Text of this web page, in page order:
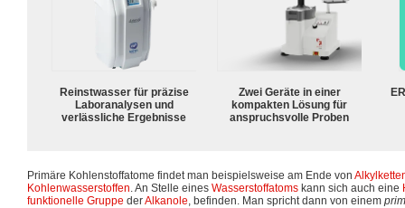
Reinstwasser für präzise
Laboranalysen und
verlässliche Ergebnisse
Zwei Geräte in einer
kompakten Lösung für
anspruchsvolle Proben
Primäre Kohlenstoffatome findet man beispielsweise am Ende von
Kohlenwasserstoffen. An Stelle eines Wasserstoffatoms kann sich auch eine
funktionelle Gruppe derAlkanole, befinden. Man spricht dann von einem